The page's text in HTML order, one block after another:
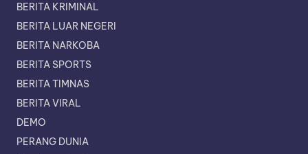
BERITA KRIMINAL
BERITA LUAR NEGERI
BERITA NARKOBA
BERITA SPORTS
BERITA TIMNAS
BERITA VIRAL
DEMO
PERANG DUNIA